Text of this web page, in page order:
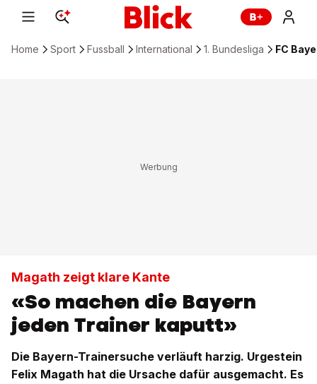
Home Sport Fussball International 1. Bundesliga FC
Magath zeigt klare Kante
«So machen die Bayern
jeden Trainer kaputt»
Die Bayern-Trainersuche verläuft harzig. Urgestein
Felix Magath hat die Ursache dafür ausgemacht. Es